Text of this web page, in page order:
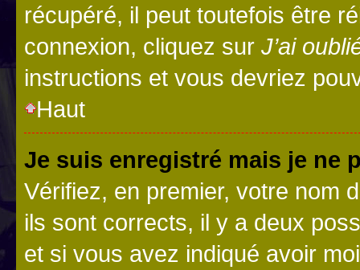
récupéré, il peut toutefois être
connexion, cliquez sur J’ai
instructions et vous devriez
Haut
Je suis enregistré mais je ne
Vérifiez, en premier, votre nom
ils sont corrects, il y a deux
et si vous avez indiqué avoir